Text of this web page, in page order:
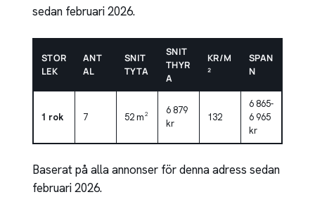
sedan februari 2026.
STOR
LEK
ANT
AL
SNIT
TYTA
SNIT
THYR
A
KR/M
²
SPAN
N
1 rok 7 52 m²
6 879
kr
132
6 865-
6 965
kr
Baserat på alla annonser för denna adress sedan
februari 2026.